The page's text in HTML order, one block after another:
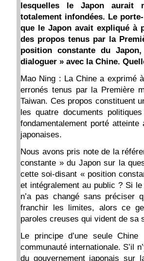
lesquelles le Japon aurait
totalement infondées. Le
que le Japon avait expliqué à
des propos tenus par la
position constante du
dialoguer » avec la Chine.
Mao Ning : La Chine a exprimé
erronés tenus par la Première
Taiwan. Ces propos constituent
les quatre documents
fondamentalement porté
japonaises.
Nous avons pris note de la
constante » du Japon sur la
cette soi-disant « position
et intégralement au public ? Si
n’a pas changé sans préciser
franchir les limites, alors ce
paroles creuses qui vident de sa
Le principe d’une seule
communauté internationale. S’il
du gouvernement japonais sur